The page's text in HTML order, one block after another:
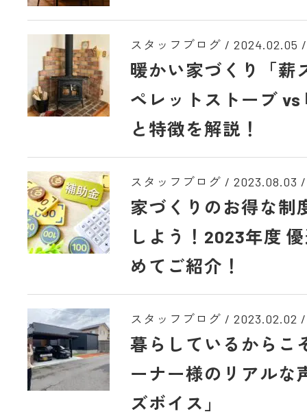
スタッフブログ / 2024.02.05 /
暖かい家づくり「薪
ペレットストーブ vs
と特徴を解説！
スタッフブログ / 2023.08.03 /
家づくりのお得な制
しよう！2023年度
めてご紹介！
スタッフブログ / 2023.02.02 /
暮らしているからこ
ーナー様のリアルな
ズボイス」